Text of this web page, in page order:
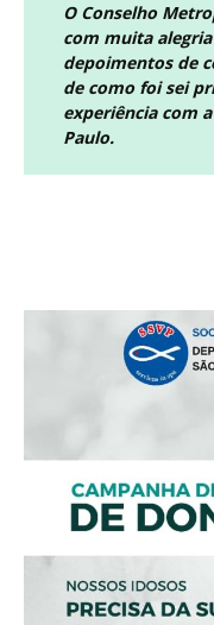
O Conselho
com muita
depoimentos de
de como foi sei
experiência com
Paulo.